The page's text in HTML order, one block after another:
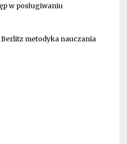
w posługiwaniu
metodyka nauczania